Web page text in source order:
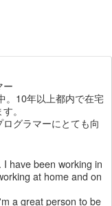
ー
。10年以上都内で在宅
。
グラマーにとても向
have been working in
at home and on
a great person to be